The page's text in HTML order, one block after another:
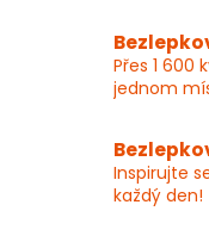
Přes 1
jednom
Inspirujte
každý den!